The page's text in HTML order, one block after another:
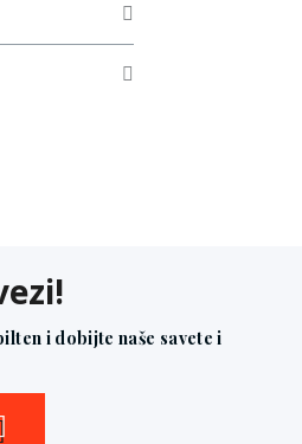
i dobijte naše savete i